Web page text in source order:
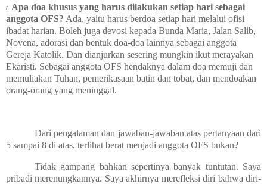
Apa doa khusus yang harus dilakukan setiap hari sebagai
anggota OFS? Ada, yaitu harus berdoa setiap hari melalui ofisi
ibadat harian. Boleh juga devosi kepada Bunda Maria, Jalan Salib,
Novena, adorasi dan bentuk doa-doa lainnya sebagai anggota
Gereja Katolik. Dan dianjurkan sesering mungkin ikut merayakan
Ekaristi. Sebagai anggota OFS hendaknya dalam doa memuji dan
memuliakan Tuhan, pemerikasaan batin dan tobat, dan mendoakan
orang-orang yang meninggal.
Dari pengalaman dan jawaban-jawaban atas pertanyaan dari
5 sampai 8 di atas, terlihat berat menjadi anggota OFS bukan?
Tidak gampang bahkan sepertinya banyak tuntutan. Saya
pribadi merenungkannya. Saya akhirnya merefleksi diri bahwa diri-